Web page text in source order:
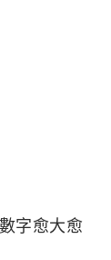
字愈大愈